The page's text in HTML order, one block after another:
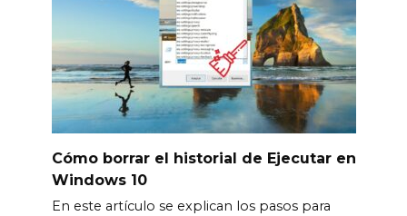
Cómo borrar el historial de Ejecutar en
Windows 10
En este artículo se explican los pasos para